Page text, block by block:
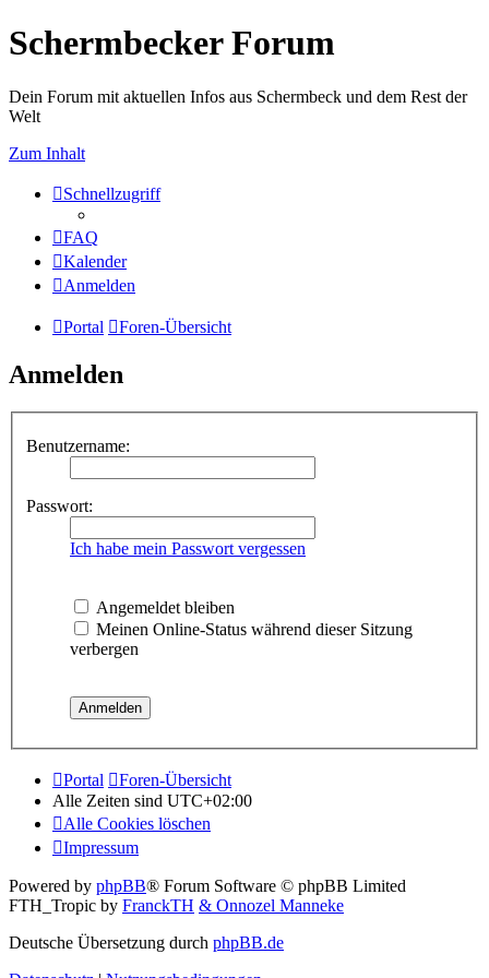
Schermbecker Forum
Dein Forum mit aktuellen Infos aus Schermbeck und dem Rest der
Welt
Zum Inhalt
Schnellzugriff
FAQ
Kalender
Anmelden
Portal Foren-Übersicht
Anmelden
Benutzername:
Passwort:
Ich habe mein Passwort vergessen
Angemeldet bleiben
Meinen Online-Status während dieser Sitzung
verbergen
Portal
Foren-Übersicht
Alle Zeiten sind UTC+02:00
Alle Cookies löschen
Impressum
Powered by phpBB® Forum Software © phpBB Limited
FTH_Tropic by FranckTH & Onnozel Manneke
Deutsche Übersetzung durch phpBB.de